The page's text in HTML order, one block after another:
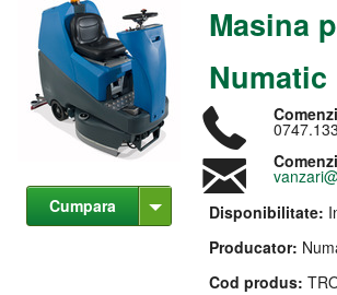
Cumpara
Masina
Numatic
Disponibilitate:
Producator:
Cod produs: